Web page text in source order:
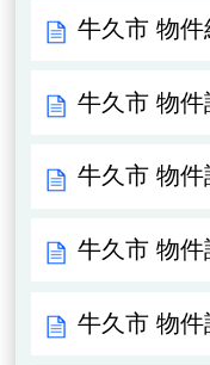
牛久市 物
牛久市 物
牛久市 物
牛久市 物
牛久市 物